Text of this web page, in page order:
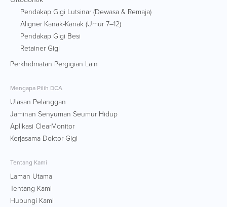
Pendakap Gigi Lutsinar (Dewasa & Remaja)
Aligner Kanak-Kanak (Umur 7–12)
Pendakap Gigi Besi
Retainer Gigi
Perkhidmatan Pergigian Lain
Mengapa Pilih DCA
Ulasan Pelanggan
Jaminan Senyuman Seumur Hidup
Aplikasi ClearMonitor
Kerjasama Doktor Gigi
Tentang Kami
Laman Utama
Tentang Kami
Hubungi Kami